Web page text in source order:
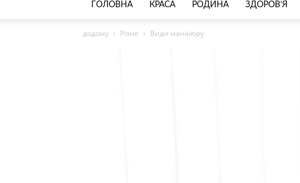
ГОЛОВНА КРАСА РОДИНА ЗДОРОВ’Я
додому Різне Види манікюру